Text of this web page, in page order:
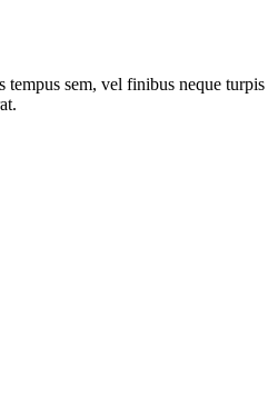
sem, vel finibus neque